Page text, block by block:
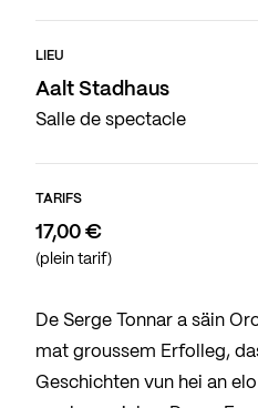
LIEU
Aalt Stadhaus
Salle de spectacle
TARIFS
17,00 €
(plein tarif)
De Serge Tonnar a säin
mat groussem Erfolleg,
Geschichten vun hei an